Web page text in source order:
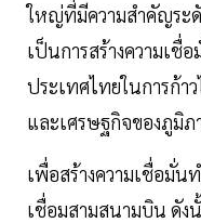
ใหญ่ที่มีความสำคัญระ
เป็นการสร้างความเ
ประเทศไทยในการก้า
และเศรษฐกิจของภูมิภ
เพื่อสร้างความเชื่อมั่น
เชื่อมสามสนามบิน ดั